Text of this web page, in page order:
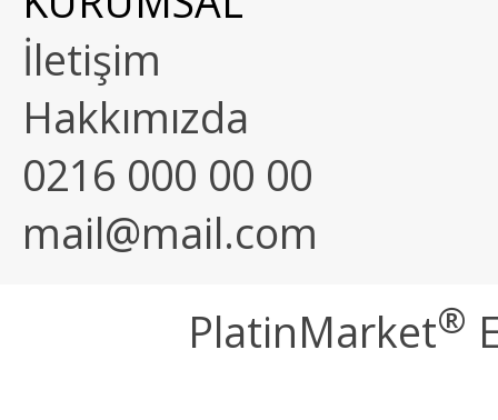
İletişim
Hakkımızda
0216 000 00 00
mail@mail.com
PlatinMarket®